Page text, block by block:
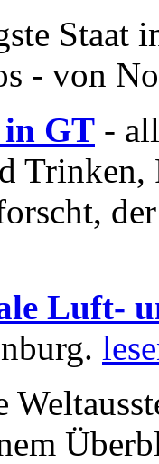
Staat
- von
GT -
Luft-